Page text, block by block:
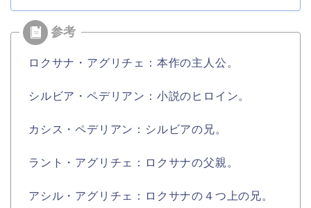
ロクサナ・アグリチェ：本作の主人公。
シルビア・ペデリアン：小説のヒロイン。
カシス・ペデリアン：シルビアの兄。
ラント・アグリチェ：ロクサナの父親。
アシル・アグリチェ：ロクサナの４つ上の兄。